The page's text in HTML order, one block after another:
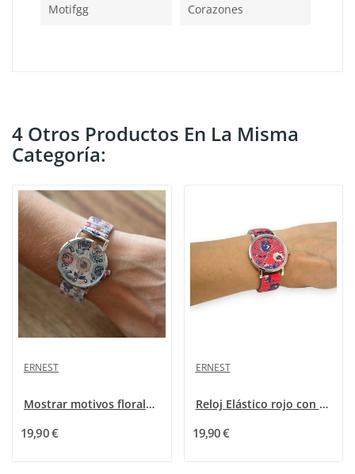
Motifgg Corazones
4 Otros Productos En La Misma
Categoría:
ERNEST
Mostrar motivos florales geométricos
19,90 €
ERNEST
Reloj Elástico rojo con motivos florales de Ernest
19,90 €